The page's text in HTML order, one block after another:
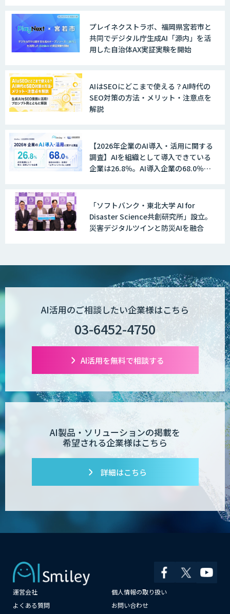
プレイネクストラボ、福岡県宮若市と
共同でデジタル庁生成AI「源内」を活
用した自治体AX実証実験を開始
AIはSEOにどこまで使える？AI時代の
SEO対策の方法・メリット・注意点を
解説
【2026年企業のAI導入・活用に関する
調査】AIを組織として導入できている
企業は26.8％。AI導入企業の68.0％
「ソフトバンク・東北大学 AI for
Disaster Science共創研究所」設立。
災害デジタルツインと防災AIを融合
AI活用のご相談したい企業様はこちら
03-6452-4750
AI活用を無料で相談する
AI製品・ソリューションの掲載を
希望される企業様はこちら
詳細はこちら
運営会社
個人情報の取り扱い
よくある質問
お問い合わせ